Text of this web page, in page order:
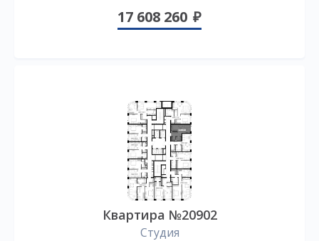
17 608 260
Квартира №20902
Студия